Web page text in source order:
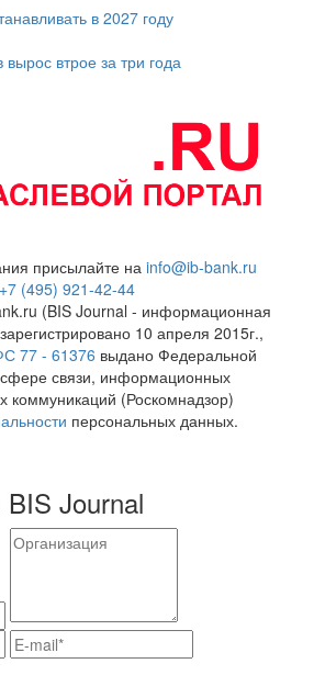
в 2027 году
втрое за три года
присылайте на info@ib-bank.ru
+7 (495) 921-42-44
(BIS Journal - информационная
10 апреля 2015г.,
77 - 61376 выдано Федеральной
связи, информационных
коммуникаций (Роскомнадзор)
персональных данных.
Journal